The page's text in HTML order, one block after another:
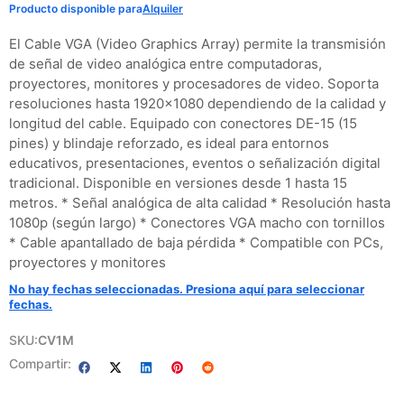
Producto disponible paraAlquiler
El Cable VGA (Video Graphics Array) permite la transmisión
de señal de video analógica entre computadoras,
proyectores, monitores y procesadores de video. Soporta
resoluciones hasta 1920×1080 dependiendo de la calidad y
longitud del cable. Equipado con conectores DE-15 (15
pines) y blindaje reforzado, es ideal para entornos
educativos, presentaciones, eventos o señalización digital
tradicional. Disponible en versiones desde 1 hasta 15
metros. * Señal analógica de alta calidad * Resolución hasta
1080p (según largo) * Conectores VGA macho con tornillos
* Cable apantallado de baja pérdida * Compatible con PCs,
proyectores y monitores
No hay fechas seleccionadas. Presiona aquí para seleccionar
fechas.
SKU:CV1M
Compartir: